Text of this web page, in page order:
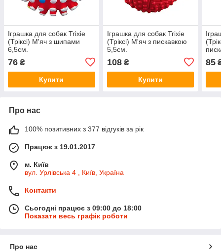
Іграшка для собак Trixie
(Тріксі) М'яч з шипами
6,5см.
76 ₴
Купити
Іграшка для собак Trixie
(Тріксі) М'яч з пискавкою
5,5см.
108₴
Купити
85
Про нас
100% позитивних з 377 відгуків за рік
Працює з 19.01.2017
м. Київ
вул. Урлівська 4 , Київ, Україна
Контакти
Сьогодні працює з 09:00 до 18:00
Показати весь графік роботи
Про нас